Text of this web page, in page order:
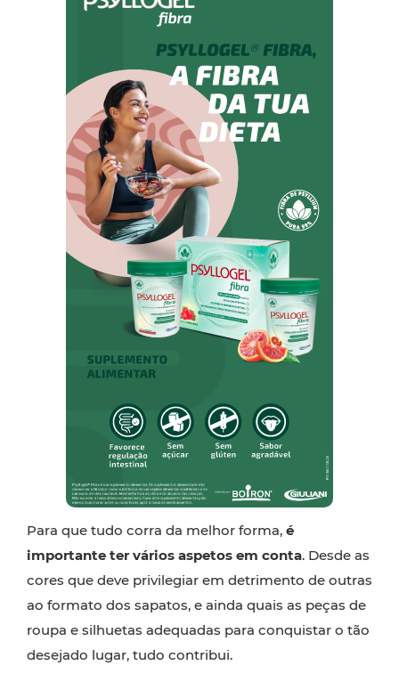
Para que tudo corra da melhor forma, é
importante ter vários aspetos em conta. Desde as
cores que deve privilegiar em detrimento de outras
ao formato dos sapatos, e ainda quais as peças de
roupa e silhuetas adequadas para conquistar o tão
desejado lugar, tudo contribui.